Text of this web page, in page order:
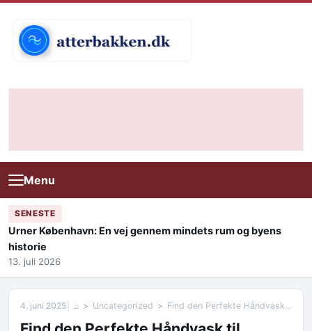
Menu
SENESTE
Urner København: En vej gennem mindets rum og byens
historie
13. juli 2026
4. juni 2025 ⌂ Uncategorized Find den Perfekte Håndvask til Badeværelse